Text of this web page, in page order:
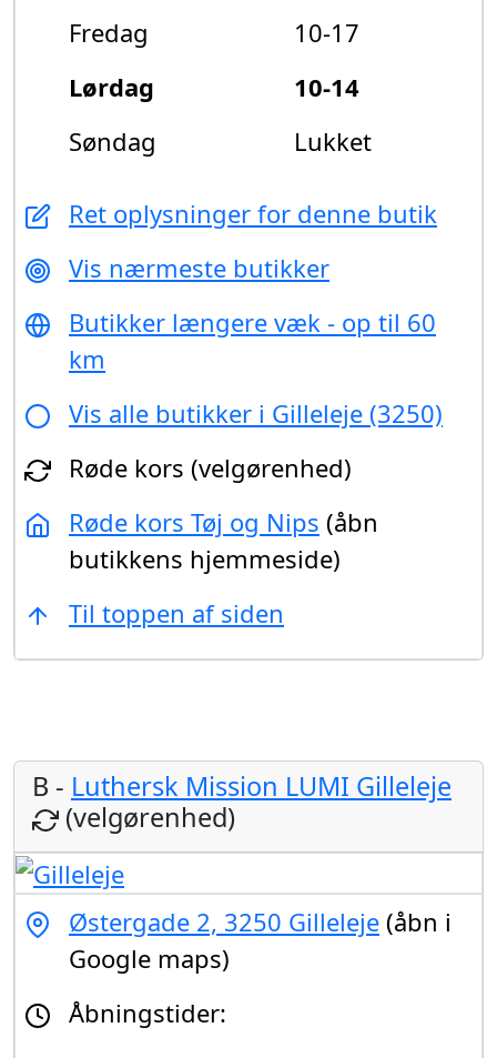
Fredag
10-17
Lørdag
10-14
Søndag
Lukket
Ret oplysninger for denne butik
Vis nærmeste butikker
Butikker længere væk - op til 60
km
Vis alle butikker i Gilleleje (3250)
Røde kors (velgørenhed)
Røde kors Tøj og Nips (åbn
butikkens hjemmeside)
Til toppen af siden
B - Luthersk Mission LUMI Gilleleje
(velgørenhed)
Østergade 2, 3250 Gilleleje (åbn i
Google maps)
Åbningstider: